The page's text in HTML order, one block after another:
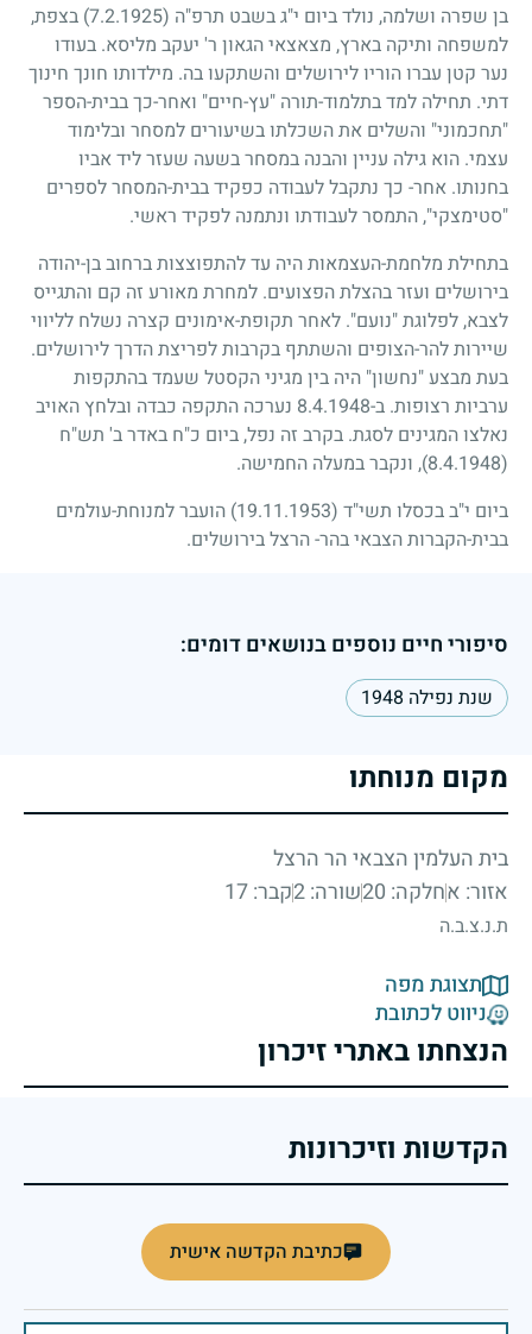
בן שפרה ושלמה, נולד ביום י"ג בשבט תרפ"ה (7.2.1925)
בצפת,
למשפחה ותיקה בארץ, מצאצאי הגאון ר' יעקב מליסא. בעודו
נער קטן עברו הוריו לירושלים והשתקעו בה. מילדותו חונך חינוך
דתי. תחילה למד בתלמוד-תורה "עץ-חיים" ואחר-כך בבית-הספר
"תחכמוני" והשלים את השכלתו בשיעורים למסחר ובלימוד
עצמי. הוא גילה עניין והבנה במסחר בשעה שעזר ליד אביו
בחנותו. אחר- כך נתקבל לעבודה כפקיד בבית-המסחר לספרים
"סטימצקי", התמסר לעבודתו ונתמנה לפקיד ראשי.
בתחילת מלחמת-העצמאות היה עד להתפוצצות ברחוב בן-יהודה
בירושלים ועזר בהצלת הפצועים. למחרת מאורע זה קם והתגייס
לצבא, לפלוגת "נועם". לאחר תקופת-אימונים קצרה נשלח לליווי
שיירות להר-הצופים והשתתף בקרבות לפריצת הדרך לירושלים.
בעת מבצע "נחשון" היה בין מגיני הקסטל שעמד בהתקפות
ערביות רצופות. ב-8.4.1948 נערכה התקפה כבדה ובלחץ האויב
נאלצו המגינים לסגת. בקרב זה נפל, ביום כ"ח באדר ב' תש"ח
(8.4.1948)
, ונקבר במעלה החמישה.
ביום י"ב בכסלו תשי"ד (19.11.1953)
הועבר למנוחת-עולמים
בבית-הקברות הצבאי בהר- הרצל בירושלים.
סיפורי חיים נוספים בנושאים דומים:
שנת נפילה 1948
מקום מנוחתו
בית העלמין הצבאי הר הרצל
אזור: אחלקה: 20 שורה: 2 קבר: 17
ת.נ.צ.ב.ה
תצוגת מפה
ניווט לכתובת
הנצחתו באתרי זיכרון
הקדשות וזיכרונות
כתיבת הקדשה אישית